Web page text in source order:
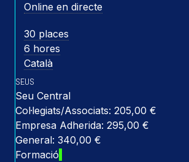
Online en directe
30 places
6 hores
Català
SEUS
Seu Central
Col·legiats/Associats: 205,00 €
Empresa Adherida: 295,00 €
General: 340,00 €
Formació